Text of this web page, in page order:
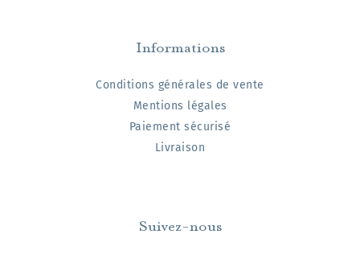
Informations
Conditions générales de vente
Mentions légales
Paiement sécurisé
Livraison
Suivez-nous